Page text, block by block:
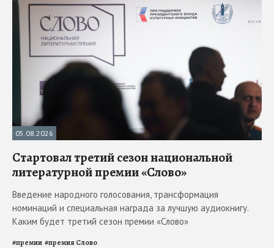
05.08.2026
Стартовал третий сезон национальной
литературной премии «Слово»
Введение народного голосования, трансформация
номинаций и специальная награда за лучшую аудиокнигу.
Каким будет третий сезон премии «Слово»
#премии #премия Слово